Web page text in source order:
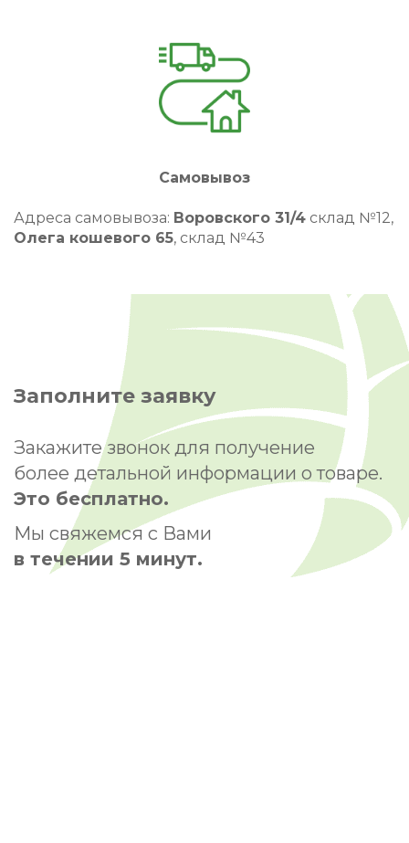
Самовывоз
Адреса самовывоза: Воровского 31/4 склад №12,
Олега кошевого 65, склад №43
Заполните заявку
Закажите звонок для получение
более детальной информации о товаре.
Это бесплатно.
Мы свяжемся с Вами
в течении 5 минут.